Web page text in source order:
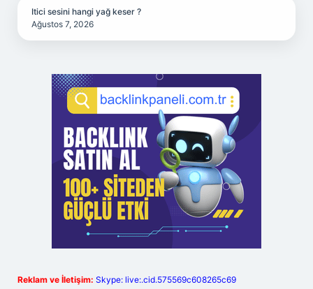
Itici sesini hangi yağ keser ?
Ağustos 7, 2026
Reklam ve İletişim: Skype: live:.cid.575569c608265c69